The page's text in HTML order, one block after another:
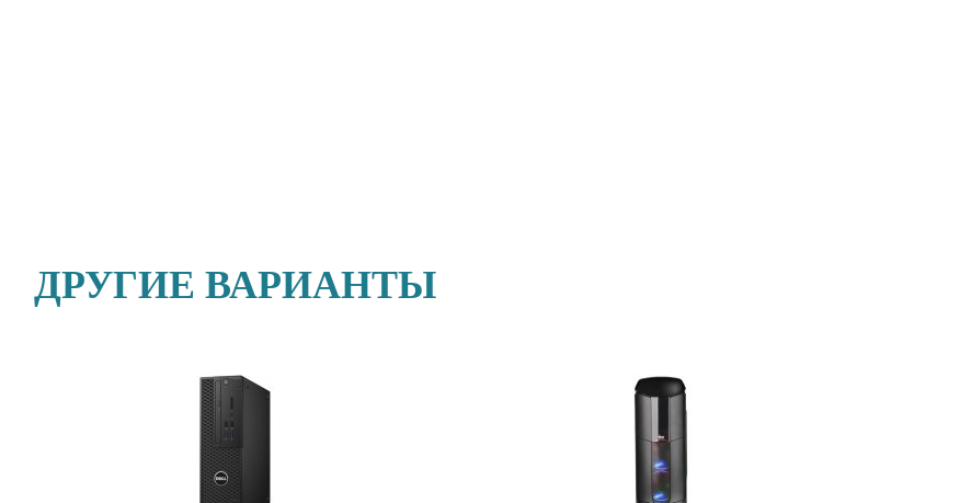
ДРУГИЕ ВАРИАНТЫ